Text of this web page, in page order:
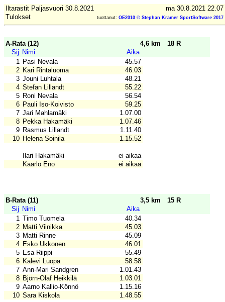
Iltarastit Paljasvuori 30.8.2021
ma 30.8.2021 22.07
Tulokset
tuottanut: OE2010 © Stephan Krämer SportSoftware 2017
A-Rata (12) 4,6 km
18 R
Sij Nimi
Aika
1 Pasi Nevala
45.57
2 Kari Rintaluoma
46.03
3 Jouni Luhtala
48.21
4 Stefan Lillandt
55.22
5 Roni Nevala
56.54
6 Pauli Iso-Koivisto
59.25
7 Jari Mahlamäki
1.07.00
8 Pekka Hakamäki
1.07.46
9 Rasmus Lillandt
1.11.40
10 Helena Soinila 1.15.52
Ilari Hakamäki
ei aikaa
Kaarlo Eno
ei aikaa
B-Rata (11) 3,5 km
15 R
Sij Nimi
Aika
1 Timo Tuomela
40.34
2 Matti Viinikka
45.03
3 Matti Rinne
45.09
4 Esko Ukkonen
46.01
5 Esa Riippi
55.49
6 Kalevi Luopa
58.58
7 Ann-Mari Sandgren
1.01.43
8 Björn-Olaf Heikkilä
1.03.01
9 Aarno Kallio-Könnö
1.15.16
10 Sara Kiskola 1.48.55